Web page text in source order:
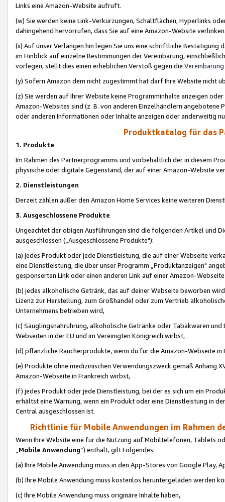
Links eine Amazon-Website aufruft.
(w) Sie werden keine Link-Verkürzungen, Schaltflächen, Hyperlinks
dahingehend hervorrufen, dass Sie auf eine Amazon-Website
(x) Auf unser Verlangen hin legen Sie uns eine schriftliche
im Hinblick auf einzelne Bestimmungen der Vereinbarung,
vorlegen, stellt dies einen erheblichen Verstoß gegen die Vereinbarung
(y) Sofern Amazon dem nicht zugestimmt hat darf Ihre Website nicht
(z) Sie werden auf Ihrer Website keine Programminhalte anzeigen
Amazon-Websites sind (z. B. von anderen Einzelhändlern
oder anderen Informationen oder Inhalte anzeigen oder anderweitig
Produktkatalog für das
1. Produkte
Im Rahmen des Partnerprogramms und vorbehaltlich der in diesem
physische oder digitale Gegenstand, der auf einer Amazon-Website
2. Dienstleistungen
Derzeit zählen außer den Amazon Home Services keine weiteren
3. Ausgeschlossene Produkte
Ungeachtet der obigen Ausführungen sind die folgenden Artikel und
ausgeschlossen („Ausgeschlossene Produkte"):
(a) jedes Produkt oder jede Dienstleistung, die auf einer Webseite
eine Dienstleistung, die über unser Programm „Produktanzeigen"
gesponserten Link oder einen anderen Link auf einer Amazon-
(b) jedes alkoholische Getränk, das auf deiner Webseite beworben
Lizenz zur Herstellung, zum Großhandel oder zum Vertrieb
Unternehmens betrieben wird,
(c) Säuglingsnahruhrung, alkoholische Getränke oder Tabakwaren
Webseiten in der EU und im Vereinigten Königreich wirbst,
(d) pflanzliche Raucherprodukte, wenn du für die Amazon-Webseite in
(e) Produkte ohne medizinischen Verwendungszweck gemäß Anhang
Amazon-Webseite in Frankreich wirbst,
(f) jedes Produkt oder jede Dienstleistung, bei der es sich um ein
erhältst eine Warnung, wenn ein Produkt oder eine Dienstleistung in
Central ausgeschlossen ist.
Richtlinie für Mobile Anwendungen im Rahmen
Wenn Ihre Website eine für die Nutzung auf Mobiltelefonen, Tablets
„Mobile Anwendung“) enthält, gilt Folgendes:
(a) Ihre Mobile Anwendung muss in den App-Stores von Google Play,
(b) Ihre Mobile Anwendung muss kostenlos heruntergeladen werden
(c) Ihre Mobile Anwendung muss originäre Inhalte haben,